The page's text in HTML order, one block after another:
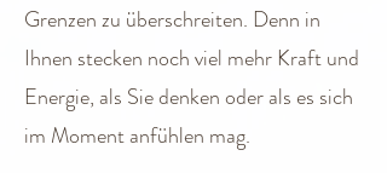
Grenzen zu überschreiten. Denn in
Ihnen stecken noch viel mehr Kraft und
Energie, als Sie denken oder als es sich
im Moment anfühlen mag.